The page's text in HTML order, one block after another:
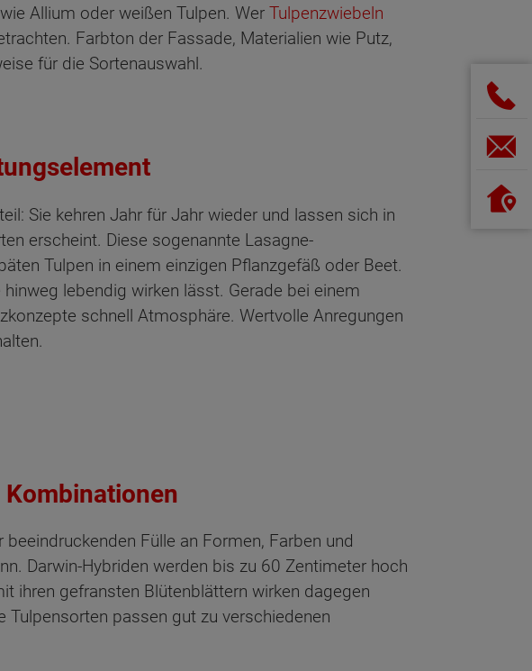
Allium oder weißen Tulpen. Wer Tulpenzwiebeln
Farbton der Fassade, Materialien wie Putz,
für die Sortenauswahl.
Sie kehren Jahr für Jahr wieder und lassen sich in
erscheint. Diese sogenannte Lasagne-
Tulpen in einem einzigen Pflanzgefäß oder Beet.
lebendig wirken lässt. Gerade bei einem
schnell Atmosphäre. Wertvolle Anregungen
Fülle an Formen, Farben und
Darwin-Hybriden werden bis zu 60 Zentimeter hoch
ihren gefransten Blütenblättern wirken dagegen
passen gut zu verschiedenen